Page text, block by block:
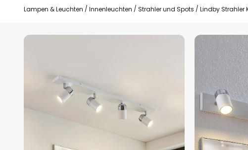
Lampen & Leuchten Innenleuchten Strahler und Spots Lindby Strahler
Zum
Bildgalerie